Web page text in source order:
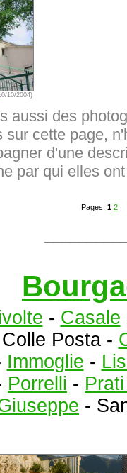
10/2004)
aussi des
sur cette page,
d'une
par qui elles
Pages: 1 2
- Casale
Posta -
Immoglie -
Porrelli -
-